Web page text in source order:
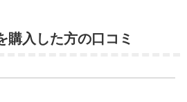
購入した方の口コミ